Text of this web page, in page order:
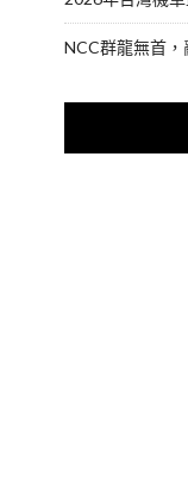
NCC群龍無首，